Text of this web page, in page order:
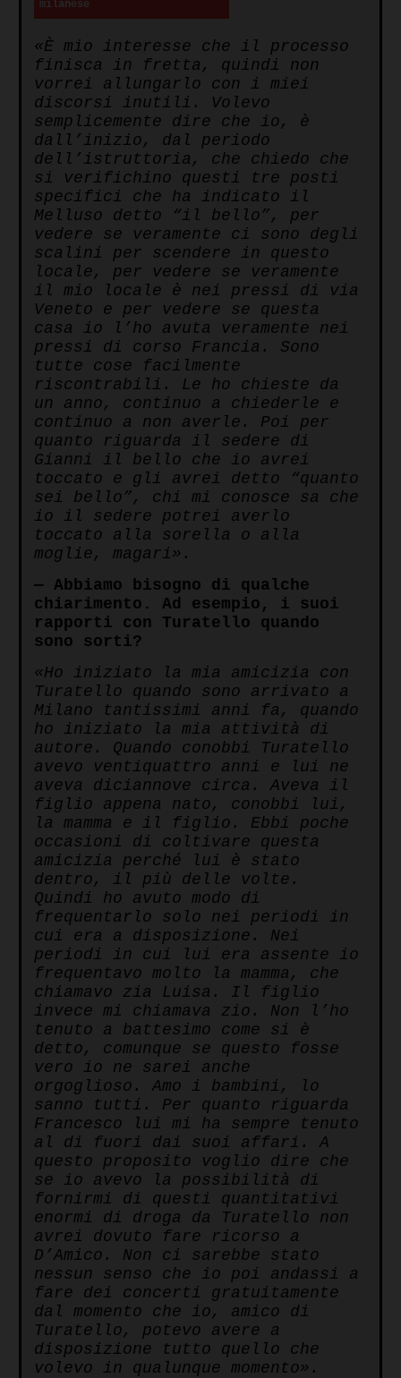
milanese
«È mio interesse che il processo
finisca in fretta, quindi non
vorrei allungarlo con i miei
discorsi inutili. Volevo
semplicemente dire che io, è
dall’inizio, dal periodo
dell’istruttoria, che chiedo che
si verifichino questi tre posti
specifici che ha indicato il
Melluso detto “il bello”, per
vedere se veramente ci sono degli
scalini per scendere in questo
locale, per vedere se veramente
il mio locale è nei pressi di via
Veneto e per vedere se questa
casa io l’ho avuta veramente nei
pressi di corso Francia. Sono
tutte cose facilmente
riscontrabili. Le ho chieste da
un anno, continuo a chiederle e
continuo a non averle. Poi per
quanto riguarda il sedere di
Gianni il bello che io avrei
toccato e gli avrei detto “quanto
sei bello”, chi mi conosce sa che
io il sedere potrei averlo
toccato alla sorella o alla
moglie, magari».
— Abbiamo bisogno di qualche
chiarimento. Ad esempio, i suoi
rapporti con Turatello quando
sono sorti?
«Ho iniziato la mia amicizia con
Turatello quando sono arrivato a
Milano tantissimi anni fa, quando
ho iniziato la mia attività di
autore. Quando conobbi Turatello
avevo ventiquattro anni e lui ne
aveva diciannove circa. Aveva il
figlio appena nato, conobbi lui,
la mamma e il figlio. Ebbi poche
occasioni di coltivare questa
amicizia perché lui è stato
dentro, il più delle volte.
Quindi ho avuto modo di
frequentarlo solo nei periodi in
cui era a disposizione. Nei
periodi in cui lui era assente io
frequentavo molto la mamma, che
chiamavo zia Luisa. Il figlio
invece mi chiamava zio. Non l’ho
tenuto a battesimo come si è
detto, comunque se questo fosse
vero io ne sarei anche
orgoglioso. Amo i bambini, lo
sanno tutti. Per quanto riguarda
Francesco lui mi ha sempre tenuto
al di fuori dai suoi affari. A
questo proposito voglio dire che
se io avevo la possibilità di
fornirmi di questi quantitativi
enormi di droga da Turatello non
avrei dovuto fare ricorso a
D’Amico. Non ci sarebbe stato
nessun senso che io poi andassi a
fare dei concerti gratuitamente
dal momento che io, amico di
Turatello, potevo avere a
disposizione tutto quello che
volevo in qualunque momento».